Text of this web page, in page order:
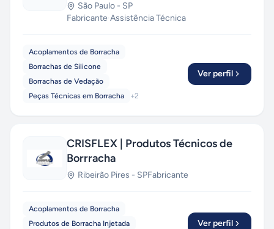
São Paulo - SP
Fabricante·Assistência Técnica
Acoplamentos de Borracha
Borrachas de Silicone
Borrachas de Vedação
Peças Técnicas em Borracha
+2
Ver perfil
CRISFLEX | Produtos Técnicos de
Borrracha
Ribeirão Pires - SPFabricante
Acoplamentos de Borracha
Produtos de Borracha Injetada
Ver perfil